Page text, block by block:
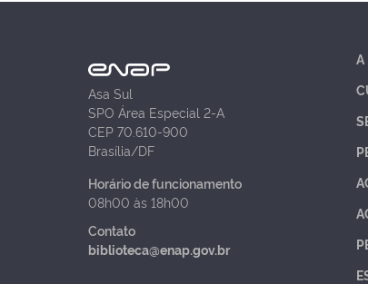
Asa Sul
SPO Área Especial 2-A
CEP 70.610-900
Brasília/DF
Horário de funcionamento
08h00 às 18h00
Contato
biblioteca@enap.gov.br
A